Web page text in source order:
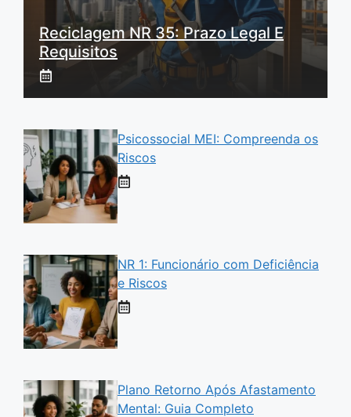
Reciclagem NR 35: Prazo Legal E
Requisitos
Psicossocial MEI: Compreenda os
Riscos
NR 1: Funcionário com Deficiência
e Riscos
Plano Retorno Após Afastamento
Mental: Guia Completo